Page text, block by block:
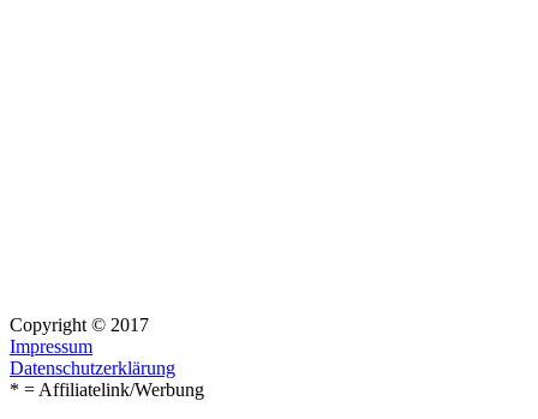
Copyright © 2017
Impressum
Datenschutzerklärung
* = Affiliatelink/Werbung